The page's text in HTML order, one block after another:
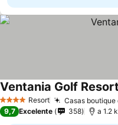
4 EstrelasResort Casas boutique
Ventania Golf Resort
9,7 Excelente 358 a 1.2